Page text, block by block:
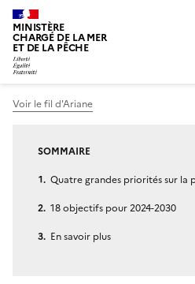
MINISTÈRE
CHARGÉ DE LA MER
ET DE LA PÊCHE
Voir le fil d'Ariane
SOMMAIRE
Quatre grandes priorités sur la
18 objectifs pour 2024-2030
En savoir plus